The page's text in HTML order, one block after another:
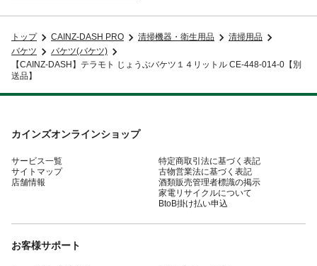
トップ CAINZ-DASH PRO 清掃機器・衛生用品
清掃用品
バケツ
バケツ(バケツ)
【CAINZ-DASH】テラモト じょうぶバケツ１４リットル CE-448-014-0【別
送品】
カインズオンラインショップ
サービス一覧
サイトマップ
店舗情報
特定商取引法に基づく表記
古物営業法に基づく表記
酒類販売管理者標識の掲示
家電リサイクルについて
BtoB掛け払い申込
お客様サポート